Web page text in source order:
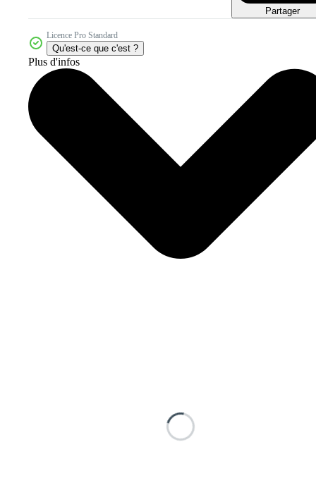
Partager
Licence Pro Standard
Qu'est-ce que c'est ?
Plus d'infos